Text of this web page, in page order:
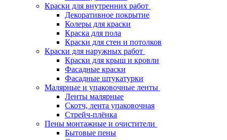
Краски для внутренних работ
Декоративное покрытие
Колеры для краски
Краска для пола
Краски для стен и потолков
Краски для наружных работ
Краски для крыш и кровли
Фасадные краски
Фасадные штукатурки
Малярные и упаковочные ленты
Ленты малярные
Скотч, лента упаковочная
Стрейч-плёнка
Пены монтажные и очистители
Бытовые пены